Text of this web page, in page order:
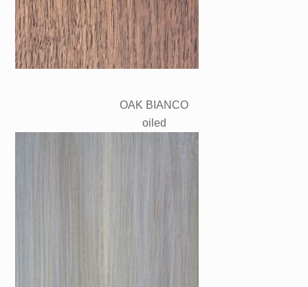
OAK BIANCO
oiled